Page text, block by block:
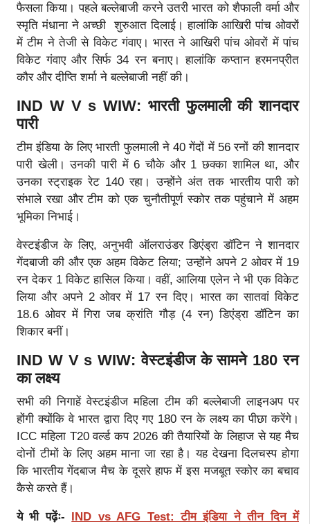
फैसला किया। पहले बल्लेबाजी करने उतरी भारत को शैफाली वर्मा और
स्मृति मंधाना ने अच्छी शुरुआत दिलाई। हालांकि आखिरी पांच ओवरों
में टीम ने तेजी से विकेट गंवाए। भारत ने आखिरी पांच ओवरों में पांच
विकेट गंवाए और सिर्फ 34 रन बनाए। हालांकि कप्तान हरमनप्रीत
कौर और दीप्ति शर्मा ने बल्लेबाजी नहीं की।
IND W V s WIW: भारती फुलमाली की शानदार
पारी
टीम इंडिया के लिए भारती फुलमाली ने 40 गेंदों में 56 रनों की शानदार
पारी खेली। उनकी पारी में 6 चौके और 1 छक्का शामिल था, और
उनका स्ट्राइक रेट 140 रहा। उन्होंने अंत तक भारतीय पारी को
संभाले रखा और टीम को एक चुनौतीपूर्ण स्कोर तक पहुंचाने में अहम
भूमिका निभाई।
वेस्टइंडीज के लिए, अनुभवी ऑलराउंडर डिएंड्रा डॉटिन ने शानदार
गेंदबाजी की और एक अहम विकेट लिया; उन्होंने अपने 2 ओवर में 19
रन देकर 1 विकेट हासिल किया। वहीं, आलिया एलेन ने भी एक विकेट
लिया और अपने 2 ओवर में 17 रन दिए। भारत का सातवां विकेट
18.6 ओवर में गिरा जब क्रांति गौड़ (4 रन) डिएंड्रा डॉटिन का
शिकार बनीं।
IND W V s WIW: वेस्टइंडीज के सामने 180 रन
का लक्ष्य
सभी की निगाहें वेस्टइंडीज महिला टीम की बल्लेबाजी लाइनअप पर
होंगी क्योंकि वे भारत द्वारा दिए गए 180 रन के लक्ष्य का पीछा करेंगे।
ICC महिला T20 वर्ल्ड कप 2026 की तैयारियों के लिहाज से यह मैच
दोनों टीमों के लिए अहम माना जा रहा है। यह देखना दिलचस्प होगा
कि भारतीय गेंदबाज मैच के दूसरे हाफ में इस मजबूत स्कोर का बचाव
कैसे करते हैं।
ये भी पढ़ेंः- IND vs AFG Test: टीम इंडिया ने तीन दिन में